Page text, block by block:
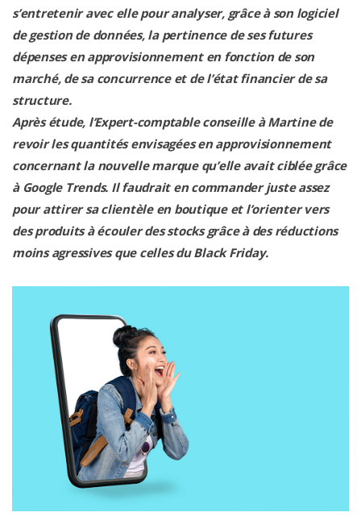
s’entretenir avec elle pour analyser, grâce à son logiciel
de gestion de données, la pertinence de ses futures
dépenses en approvisionnement en fonction de son
marché, de sa concurrence et de l’état financier de sa
structure.
Après étude, l’Expert-comptable conseille à Martine de
revoir les quantités envisagées en approvisionnement
concernant la nouvelle marque qu’elle avait ciblée grâce
à Google Trends. Il faudrait en commander juste assez
pour attirer sa clientèle en boutique et l’orienter vers
des produits à écouler des stocks grâce à des réductions
moins agressives que celles du Black Friday.